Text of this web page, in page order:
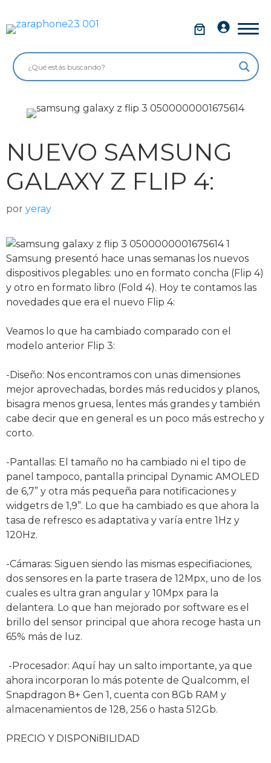
contenido
NUEVO SAMSUNG
GALAXY Z FLIP 4:
por yeray
Samsung presentó hace unas semanas los nuevos
dispositivos plegables: uno en formato concha (Flip 4)
y otro en formato libro (Fold 4). Hoy te contamos las
novedades que era el nuevo Flip 4:
Veamos lo que ha cambiado comparado con el
modelo anterior Flip 3:
-Diseño: Nos encontramos con unas dimensiones
mejor aprovechadas, bordes más reducidos y planos,
bisagra menos gruesa, lentes más grandes y también
cabe decir que en general es un poco más estrecho y
corto.
-Pantallas: El tamaño no ha cambiado ni el tipo de
panel tampoco, pantalla principal Dynamic AMOLED
de 6,7” y otra más pequeña para notificaciones y
widgetrs de 1,9”. Lo que ha cambiado es que ahora la
tasa de refresco es adaptativa y varía entre 1Hz y
120Hz.
-Cámaras: Siguen siendo las mismas especifiaciones,
dos sensores en la parte trasera de 12Mpx, uno de los
cuales es ultra gran angular y 10Mpx para la
delantera. Lo que han mejorado por software es el
brillo del sensor principal que ahora recoge hasta un
65% más de luz.
-Procesador: Aquí hay un salto importante, ya que
ahora incorporan lo más potente de Qualcomm, el
Snapdragon 8+ Gen 1, cuenta con 8Gb RAM y
almacenamientos de 128, 256 o hasta 512Gb.
PRECIO Y DISPONiBILIDAD
Móviles
Impolutos
Tablets
Ordenadores
Audio